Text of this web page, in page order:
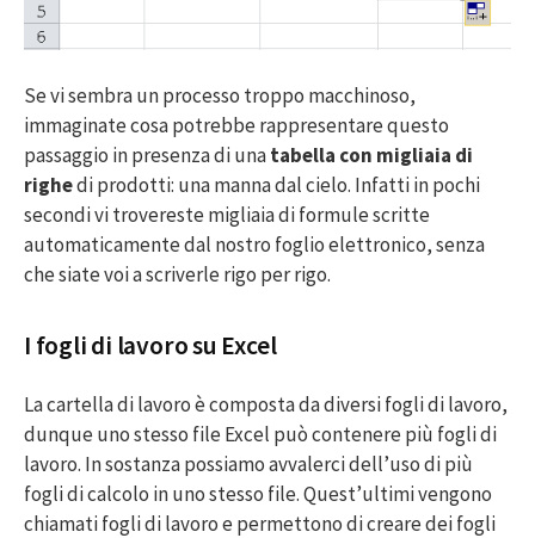
Se vi sembra un processo troppo macchinoso,
immaginate cosa potrebbe rappresentare questo
passaggio in presenza di unatabella con migliaia di
righedi prodotti: una manna dal cielo. Infatti in pochi
secondi vi trovereste migliaia di formule scritte
automaticamente dal nostro foglio elettronico, senza
che siate voi a scriverle rigo per rigo.
I fogli di lavoro su Excel
La cartella di lavoro è composta da diversi fogli di lavoro,
dunque uno stesso file Excel può contenere più fogli di
lavoro. In sostanza possiamo avvalerci dell’uso di più
fogli di calcolo in uno stesso file. Quest’ultimi vengono
chiamati fogli di lavoro e permettono di creare dei fogli